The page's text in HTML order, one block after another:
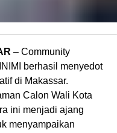
– Community
berhasil menyedot
di Makassar.
Calon Wali Kota
ini menjadi ajang
menyampaikan